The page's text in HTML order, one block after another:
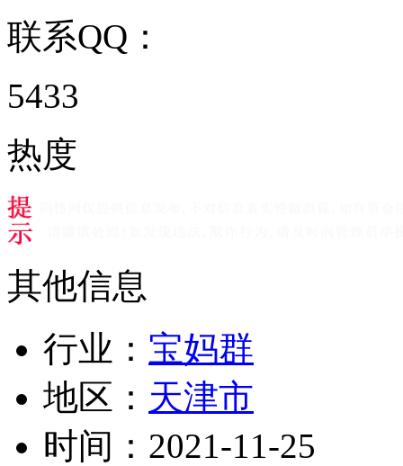
联系QQ：
5433
热度
其他信息
行业： 宝妈群
地区： 天津市
时间： 2021-11-25